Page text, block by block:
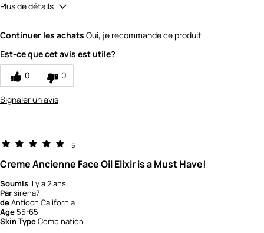
Plus de détails
Continuer les achats Oui, je recommande ce produit
Est-ce que cet avis est utile?
0
0
Signaler un avis
5
Creme Ancienne Face Oil Elixir is a Must Have!
Soumis il y a 2 ans
Parsirena7
deAntioch California
Age 55-65
Skin TypeCombination